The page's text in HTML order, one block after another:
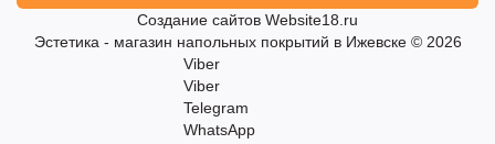
Создание сайтов Website18.ru
Эстетика - магазин напольных покрытий в Ижевске © 2026
Viber
Viber
Telegram
WhatsApp